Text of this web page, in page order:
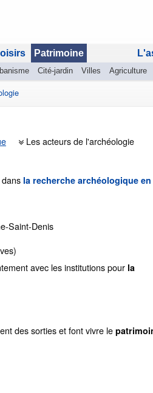
Patrimoine
Cité-jardin Villes Agriculture
Les acteurs de l'archéologie
la recherche archéologique en
Saint-Denis
avec les institutions pour la
des sorties et font vivre le